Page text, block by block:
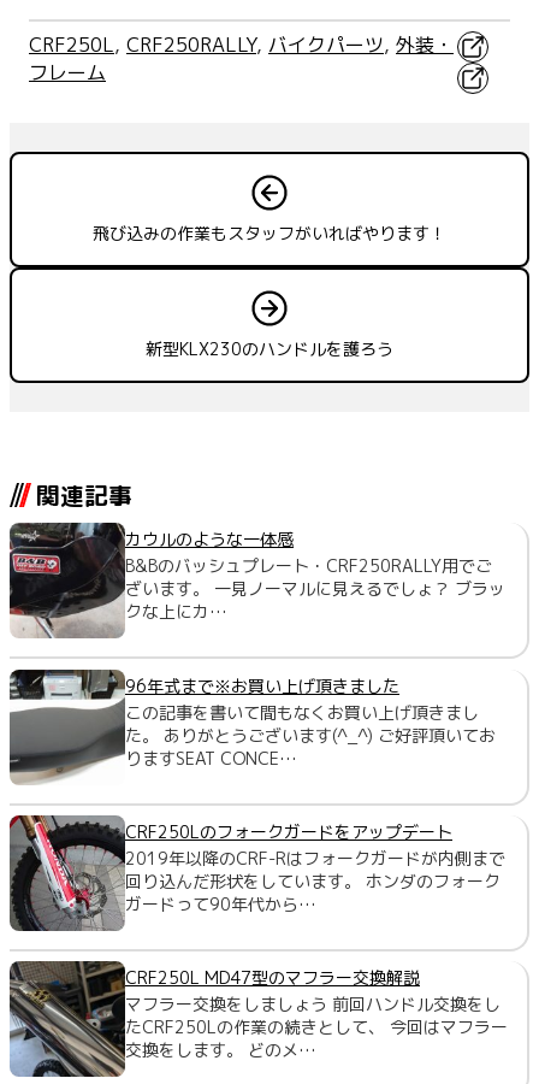
CRF250L, CRF250RALLY, バイクパーツ, 外装・
フレーム
X
飛び込みの作業もスタッフがいればやります！
新型KLX230のハンドルを護ろう
関連記事
カウルのような一体感
B&Bのバッシュプレート・CRF250RALLY用でご
ざいます。 一見ノーマルに見えるでしょ？ ブラッ
クな上にカ…
96年式まで※お買い上げ頂きました
この記事を書いて間もなくお買い上げ頂きまし
た。 ありがとうございます(^_^) ご好評頂いてお
りますSEAT CONCE…
CRF250Lのフォークガードをアップデート
2019年以降のCRF-Rはフォークガードが内側まで
回り込んだ形状をしています。 ホンダのフォーク
ガードって90年代から…
CRF250L MD47型のマフラー交換解説
マフラー交換をしましょう 前回ハンドル交換をし
たCRF250Lの作業の続きとして、 今回はマフラー
交換をします。 どのメ…